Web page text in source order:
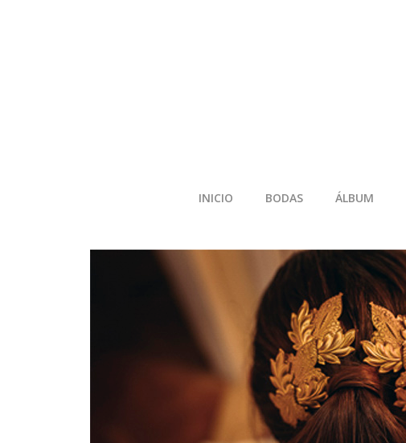
INICIO BODAS ÁLBUM